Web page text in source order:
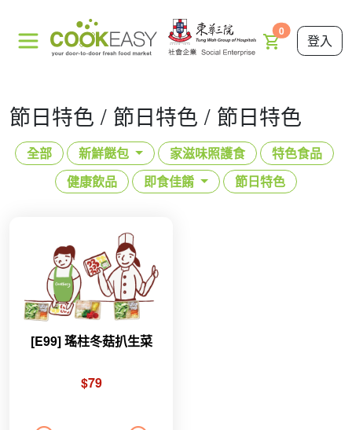
0
登入
節日特色 / 節日特色 / 節日特色
全部 新鮮餸包 家滋味照護食
特色食品
健康飲品
即食佳餚 節日特色
[E99] 瑤柱冬菇扒生菜
$79